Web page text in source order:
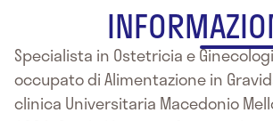
Specialista in Ostetricia e
occupato di Alimentazione in
clinica Universitaria Macedonio